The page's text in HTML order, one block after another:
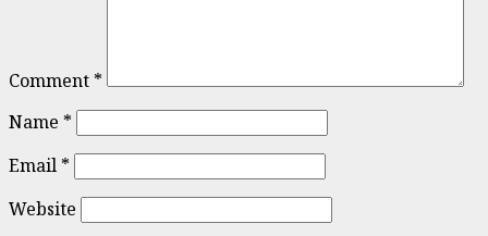
Comment *
Name *
Email *
Website